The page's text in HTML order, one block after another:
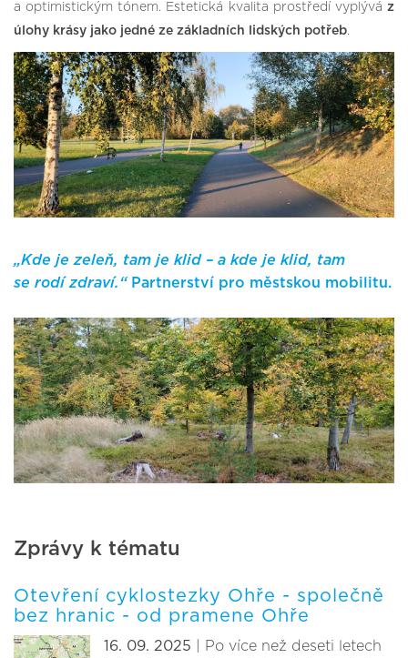
a optimistickým tónem. Estetická kvalita prostředí vyplývá z
úlohy krásy jako jedné ze základních lidských potřeb.
„Kde je zeleň, tam je klid – a kde je klid, tam
se rodí zdraví.“ Partnerství pro městskou mobilitu.
Zprávy k tématu
Otevření cyklostezky Ohře - společně
bez hranic - od pramene Ohře
16. 09. 2025 | Po více než deseti letech